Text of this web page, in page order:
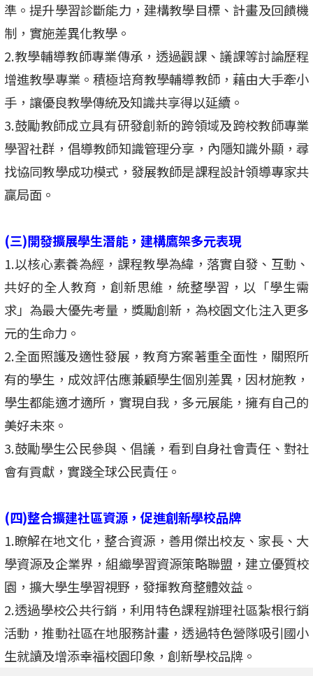
準。提升學習診斷能力，建構教學目標、計畫及回饋機
制，實施差異化教學。
2.教學輔導教師專業傳承，透過觀課、議課等討論歷程
增進教學專業。積極培育教學輔導教師，藉由大手牽小
手，讓優良教學傳統及知識共享得以延續。
3.鼓勵教師成立具有研發創新的跨領域及跨校教師專業
學習社群，倡導教師知識管理分享，內隱知識外顯，尋
找協同教學成功模式，發展教師是課程設計領導專家共
贏局面。
(三)開發擴展學生潛能，建構鷹架多元表現
1.以核心素養為經，課程教學為緯，落實自發、互動、
共好的全人教育，創新思維，統整學習，以「學生需
求」為最大優先考量，獎勵創新，為校園文化注入更多
元的生命力。
2.全面照護及適性發展，教育方案著重全面性，關照所
有的學生，成效評估應兼顧學生個別差異，因材施教，
學生都能適才適所，實現自我，多元展能，擁有自己的
美好未來。
3.鼓勵學生公民參與、倡議，看到自身社會責任、對社
會有貢獻，實踐全球公民責任。
(四)整合擴建社區資源，促進創新學校品牌
1.瞭解在地文化，整合資源，善用傑出校友、家長、大
學資源及企業界，組織學習資源策略聯盟，建立優質校
園，擴大學生學習視野，發揮教育整體效益。
2.透過學校公共行銷，利用特色課程辦理社區紮根行銷
活動，推動社區在地服務計畫，透過特色營隊吸引國小
生就讀及增添幸福校園印象，創新學校品牌。